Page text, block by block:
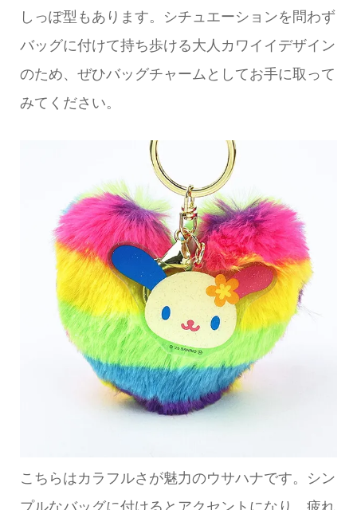
しっぽ型もあります。シチュエーションを問わず
バッグに付けて持ち歩ける大人カワイイデザイン
のため、ぜひバッグチャームとしてお手に取って
みてください。
こちらはカラフルさが魅力のウサハナです。シン